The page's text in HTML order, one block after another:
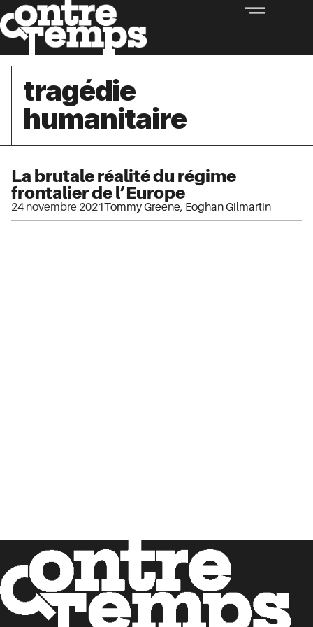
tragédie
humanitaire
La brutale réalité du régime
frontalier de l’Europe
24 novembre 2021Tommy Greene, Eoghan Gilmartin